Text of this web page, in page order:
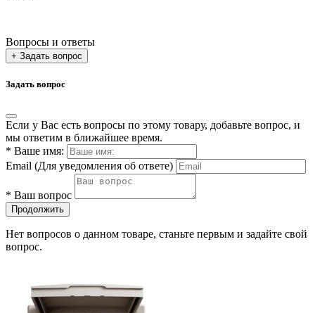
Вопросы и ответы
+ Задать вопрос
Задать вопрос
Если у Вас есть вопросы по этому товару, добавьте вопрос, и
мы ответим в ближайшее время.
* Ваше имя:
Email (Для уведомления об ответе)
* Ваш вопрос
Продолжить
Нет вопросов о данном товаре, станьте первым и задайте свой
вопрос.